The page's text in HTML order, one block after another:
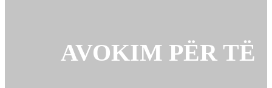
AVOKIM PËR TË